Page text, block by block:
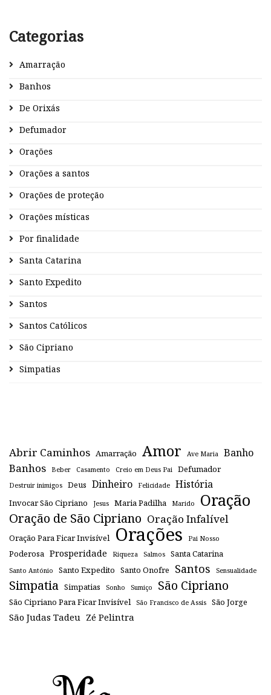
Categorias
Amarração
Banhos
De Orixás
Defumador
Orações
Orações a santos
Orações de proteção
Orações místicas
Por finalidade
Santa Catarina
Santo Expedito
Santos
Santos Católicos
São Cipriano
Simpatias
Abrir Caminhos Amarração Amor Ave Maria Banho
Banhos Beber Casamento Creio em Deus Pai Defumador
Destruir inimigos Deus Dinheiro Felicidade História
Invocar São Cipriano Jesus Maria Padilha Marido Oração
Oração de São Cipriano Oração Infalível
Oração Para Ficar Invisível Orações Pai Nosso
Poderosa Prosperidade Riqueza Salmos Santa Catarina
Santo António Santo Expedito Santo Onofre Santos Sensualidade
Simpatia Simpatias Sonho Sumiço São Cipriano
São Cipriano Para Ficar Invisível São Francisco de Assis São Jorge
São Judas Tadeu Zé Pelintra